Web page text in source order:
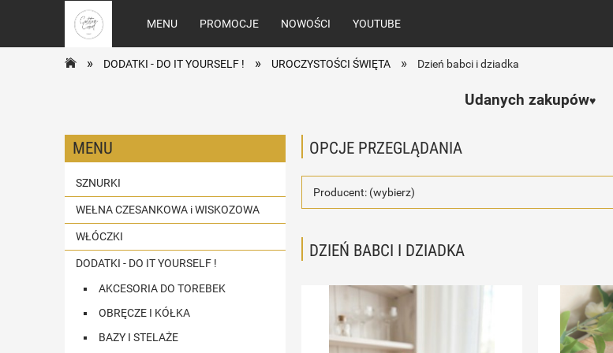
MENU PROMOCJE NOWOŚCI YOUTUBE
» DODATKI - DO IT YOURSELF ! » UROCZYSTOŚCI ŚWIĘTA » Dzień babci i dziadka
Udanych zakupów♥️
MENU
SZNURKI
WEŁNA CZESANKOWA i WISKOZOWA
WŁÓCZKI
DODATKI - DO IT YOURSELF !
AKCESORIA DO TOREBEK
OBRĘCZE I KÓŁKA
BAZY I STELAŻE
OPCJE PRZEGLĄDANIA
Producent: (wybierz)
DZIEŃ BABCI I DZIADKA